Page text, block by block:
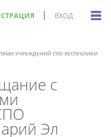
ВХОД
УЧРЕЖДЕНИЙ СПО РЕСПУБЛИКИ
с
Эл